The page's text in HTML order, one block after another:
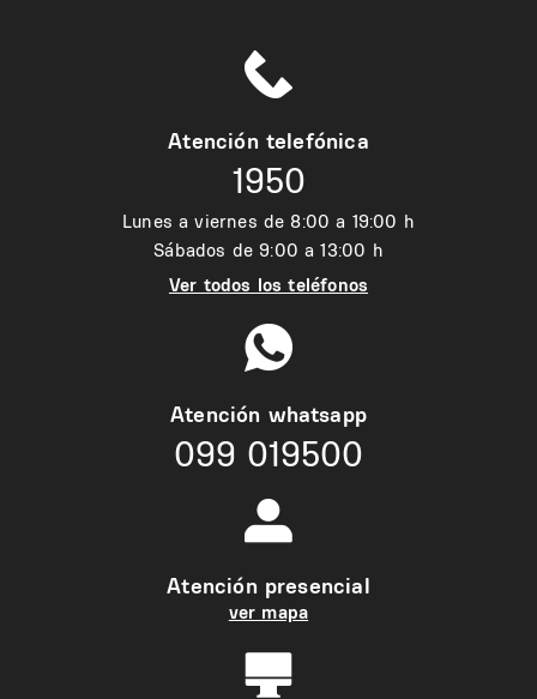
Atención telefónica
1950
Lunes a viernes de 8:00 a 19:00 h
Sábados de 9:00 a 13:00 h
Ver todos los teléfonos
Atención whatsapp
099 019500
Atención presencial
ver mapa